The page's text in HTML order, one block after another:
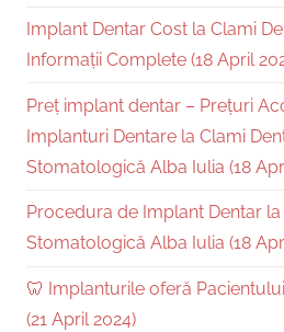
Implant Dentar Cost la Clami
Informații Complete (18 April
Preț implant dentar – Prețuri
Implanturi Dentare la Clami
Stomatologică Alba Iulia (18
Procedura de Implant Dentar la
Stomatologică Alba Iulia (18
🦷 Implanturile oferă
(21 April 2024)